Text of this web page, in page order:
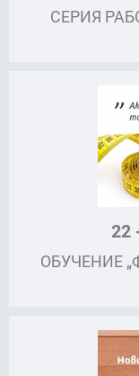
СЕРИЯ
22
ОБУЧЕНИЕ